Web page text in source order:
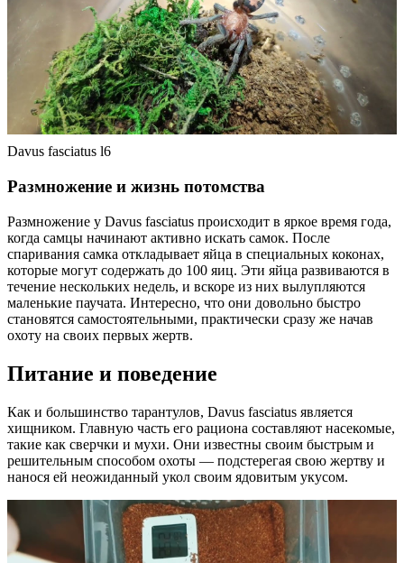
Davus fasciatus l6
Размножение и жизнь потомства
Размножение у Davus fasciatus происходит в яркое время года,
когда самцы начинают активно искать самок. После
спаривания самка откладывает яйца в специальных коконах,
которые могут содержать до 100 яиц. Эти яйца развиваются в
течение нескольких недель, и вскоре из них вылупляются
маленькие паучата. Интересно, что они довольно быстро
становятся самостоятельными, практически сразу же начав
охоту на своих первых жертв.
Питание и поведение
Как и большинство тарантулов, Davus fasciatus является
хищником. Главную часть его рациона составляют насекомые,
такие как сверчки и мухи. Они известны своим быстрым и
решительным способом охоты — подстерегая свою жертву и
нанося ей неожиданный укол своим ядовитым укусом.